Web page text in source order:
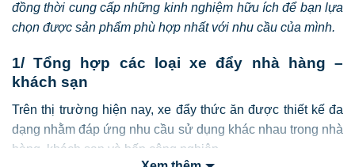
đồng thời cung cấp những kinh nghiệm hữu ích để bạn lựa
chọn được sản phẩm phù hợp nhất với nhu cầu của mình.
1/ Tổng hợp các loại xe đẩy nhà hàng –
khách sạn
Trên thị trường hiện nay, xe đẩy thức ăn được thiết kế đa
dạng nhằm đáp ứng nhu cầu sử dụng khác nhau trong nhà
hàng, khách sạn và bếp công nghiệp.